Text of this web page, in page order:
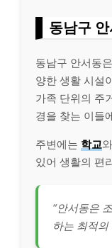
동남구
동남구 안서동은
양한 생활 시설
가족 단위의 주
경을 찾는 이들
주변에는 학교와
있어 생활의 편
“안서동은
하는 최적의